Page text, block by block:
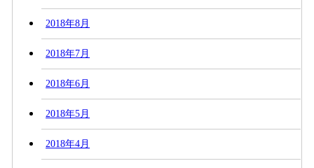
2018年8月
2018年7月
2018年6月
2018年5月
2018年4月